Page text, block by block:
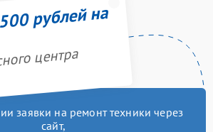
рублей на
центра
заявки на ремонт техники через
сайт,